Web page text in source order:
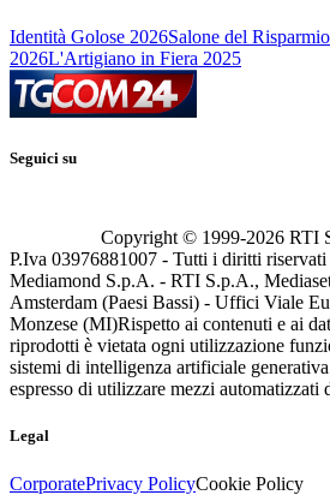
Identità Golose 2026Salone del
2026L'Artigiano in Fiera 2025
Seguici su
Copyright © 1999-2026 RTI
P.Iva 03976881007 - Tutti i diritti
Mediamond S.p.A. - RTI S.p.A.,
Amsterdam (Paesi Bassi) - Uffici Viale
Monzese (MI)Rispetto ai contenuti e ai
riprodotti è vietata ogni utilizzazione
sistemi di intelligenza artificiale
espresso di utilizzare mezzi automatizzati
Legal
CorporatePrivacy PolicyCookie Policy